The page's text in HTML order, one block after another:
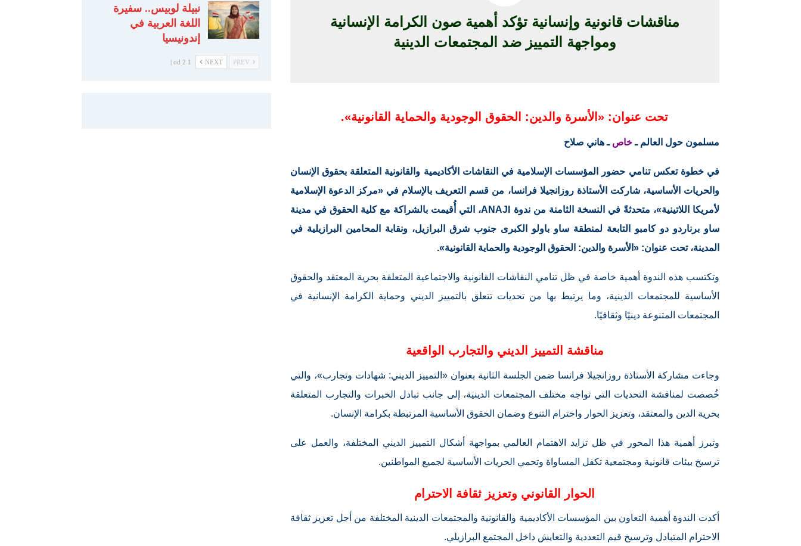
مناقشات قانونية وإنسانية تؤكد أهمية صون الكرامة الإنسانية
ومواجهة التمييز ضد المجتمعات الدينية
تحت عنوان: «الأسرة والدين: الحقوق الوجودية والحماية القانونية».
مسلمون حول العالم ـخاص ـ هاني صلاح
في خطوة تعكس تنامي حضور المؤسسات الإسلامية في النقاشات الأكاديمية والقانونية المتعلقة بحقوق الإنسان
والحريات الأساسية، شاركت الأستاذة روزانجيلا فرانسا، من قسم التعريف بالإسلام في «مركز الدعوة الإسلامية
لأمريكا اللاتينية»، متحدثةً في النسخة الثامنة من ندوة ANAJI، التي أُقيمت بالشراكة مع كلية الحقوق في مدينة
ساو برناردو دو كامبو التابعة لمنطقة ساو باولو الكبرى جنوب شرق البرازيل، ونقابة المحامين البرازيلية في
المدينة، تحت عنوان: «الأسرة والدين: الحقوق الوجودية والحماية القانونية».
وتكتسب هذه الندوة أهمية خاصة في ظل تنامي النقاشات القانونية والاجتماعية المتعلقة بحرية المعتقد والحقوق
الأساسية للمجتمعات الدينية، وما يرتبط بها من تحديات تتعلق بالتمييز الديني وحماية الكرامة الإنسانية في
المجتمعات المتنوعة دينيًا وثقافيًا.
مناقشة التمييز الديني والتجارب الواقعية
وجاءت مشاركة الأستاذة روزانجيلا فرانسا ضمن الجلسة الثانية بعنوان «التمييز الديني: شهادات وتجارب»، والتي
خُصصت لمناقشة التحديات التي تواجه مختلف المجتمعات الدينية، إلى جانب تبادل الخبرات والتجارب المتعلقة
بحرية الدين والمعتقد، وتعزيز الحوار واحترام التنوع وضمان الحقوق الأساسية المرتبطة بكرامة الإنسان.
وتبرز أهمية هذا المحور في ظل تزايد الاهتمام العالمي بمواجهة أشكال التمييز الديني المختلفة، والعمل على
ترسيخ بيئات قانونية ومجتمعية تكفل المساواة وتحمي الحريات الأساسية لجميع المواطنين.
الحوار القانوني وتعزيز ثقافة الاحترام
أكدت الندوة أهمية التعاون بين المؤسسات الأكاديمية والقانونية والمجتمعات الدينية المختلفة من أجل تعزيز ثقافة
الاحترام المتبادل وترسيخ قيم التعددية والتعايش داخل المجتمع البرازيلي.
نبيلة لوبيس.. سفيرة
اللغة العربية في
إندونيسيا
NEXT
1 od 2 |